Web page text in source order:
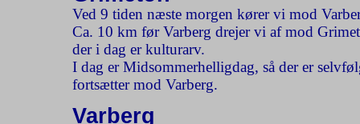
Ved 9 tiden næste morgen kører vi mod
Ca. 10 km før Varberg drejer vi af mod
der i dag er kulturarv.
I dag er Midsommerhelligdag, så der er
fortsætter mod Varberg.
Varberg